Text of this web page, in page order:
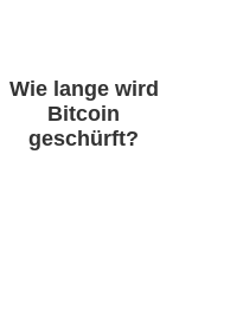
Wie lange wird
Bitcoin
geschürft?